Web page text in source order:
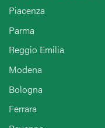
Piacenza
Parma
Reggio Emilia
Modena
Bologna
Ferrara